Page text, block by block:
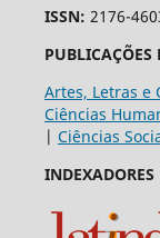
ISSN: 2176-
Artes, Letras e
Ciências
| Ciências
INDEXADORES